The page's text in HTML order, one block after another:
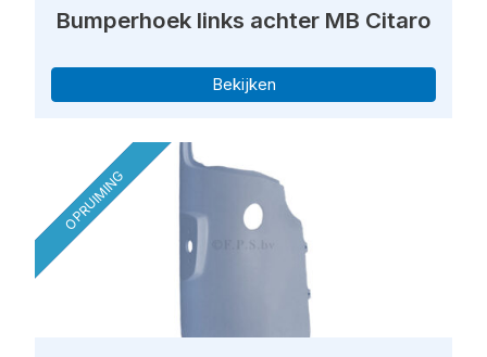
Bumperhoek links achter MB Citaro
Bekijken
OPRUIMING